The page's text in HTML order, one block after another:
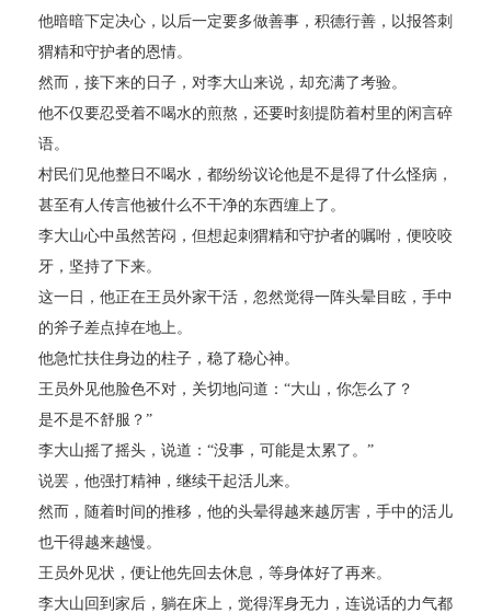
他暗暗下定决心，以后一定要多做善事，积德行善，以报答刺
猬精和守护者的恩情。
然而，接下来的日子，对李大山来说，却充满了考验。
他不仅要忍受着不喝水的煎熬，还要时刻提防着村里的闲言碎
语。
村民们见他整日不喝水，都纷纷议论他是不是得了什么怪病，
甚至有人传言他被什么不干净的东西缠上了。
李大山心中虽然苦闷，但想起刺猬精和守护者的嘱咐，便咬咬
牙，坚持了下来。
这一日，他正在王员外家干活，忽然觉得一阵头晕目眩，手中
的斧子差点掉在地上。
他急忙扶住身边的柱子，稳了稳心神。
王员外见他脸色不对，关切地问道：“大山，你怎么了？
是不是不舒服？”
李大山摇了摇头，说道：“没事，可能是太累了。”
说罢，他强打精神，继续干起活儿来。
然而，随着时间的推移，他的头晕得越来越厉害，手中的活儿
也干得越来越慢。
王员外见状，便让他先回去休息，等身体好了再来。
李大山回到家后，躺在床上，觉得浑身无力，连说话的力气都